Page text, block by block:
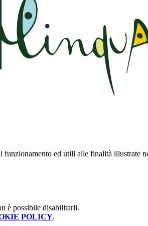
funzionamento ed utili alle finalità illustrate
è possibile disabilitarli.
POLICY.